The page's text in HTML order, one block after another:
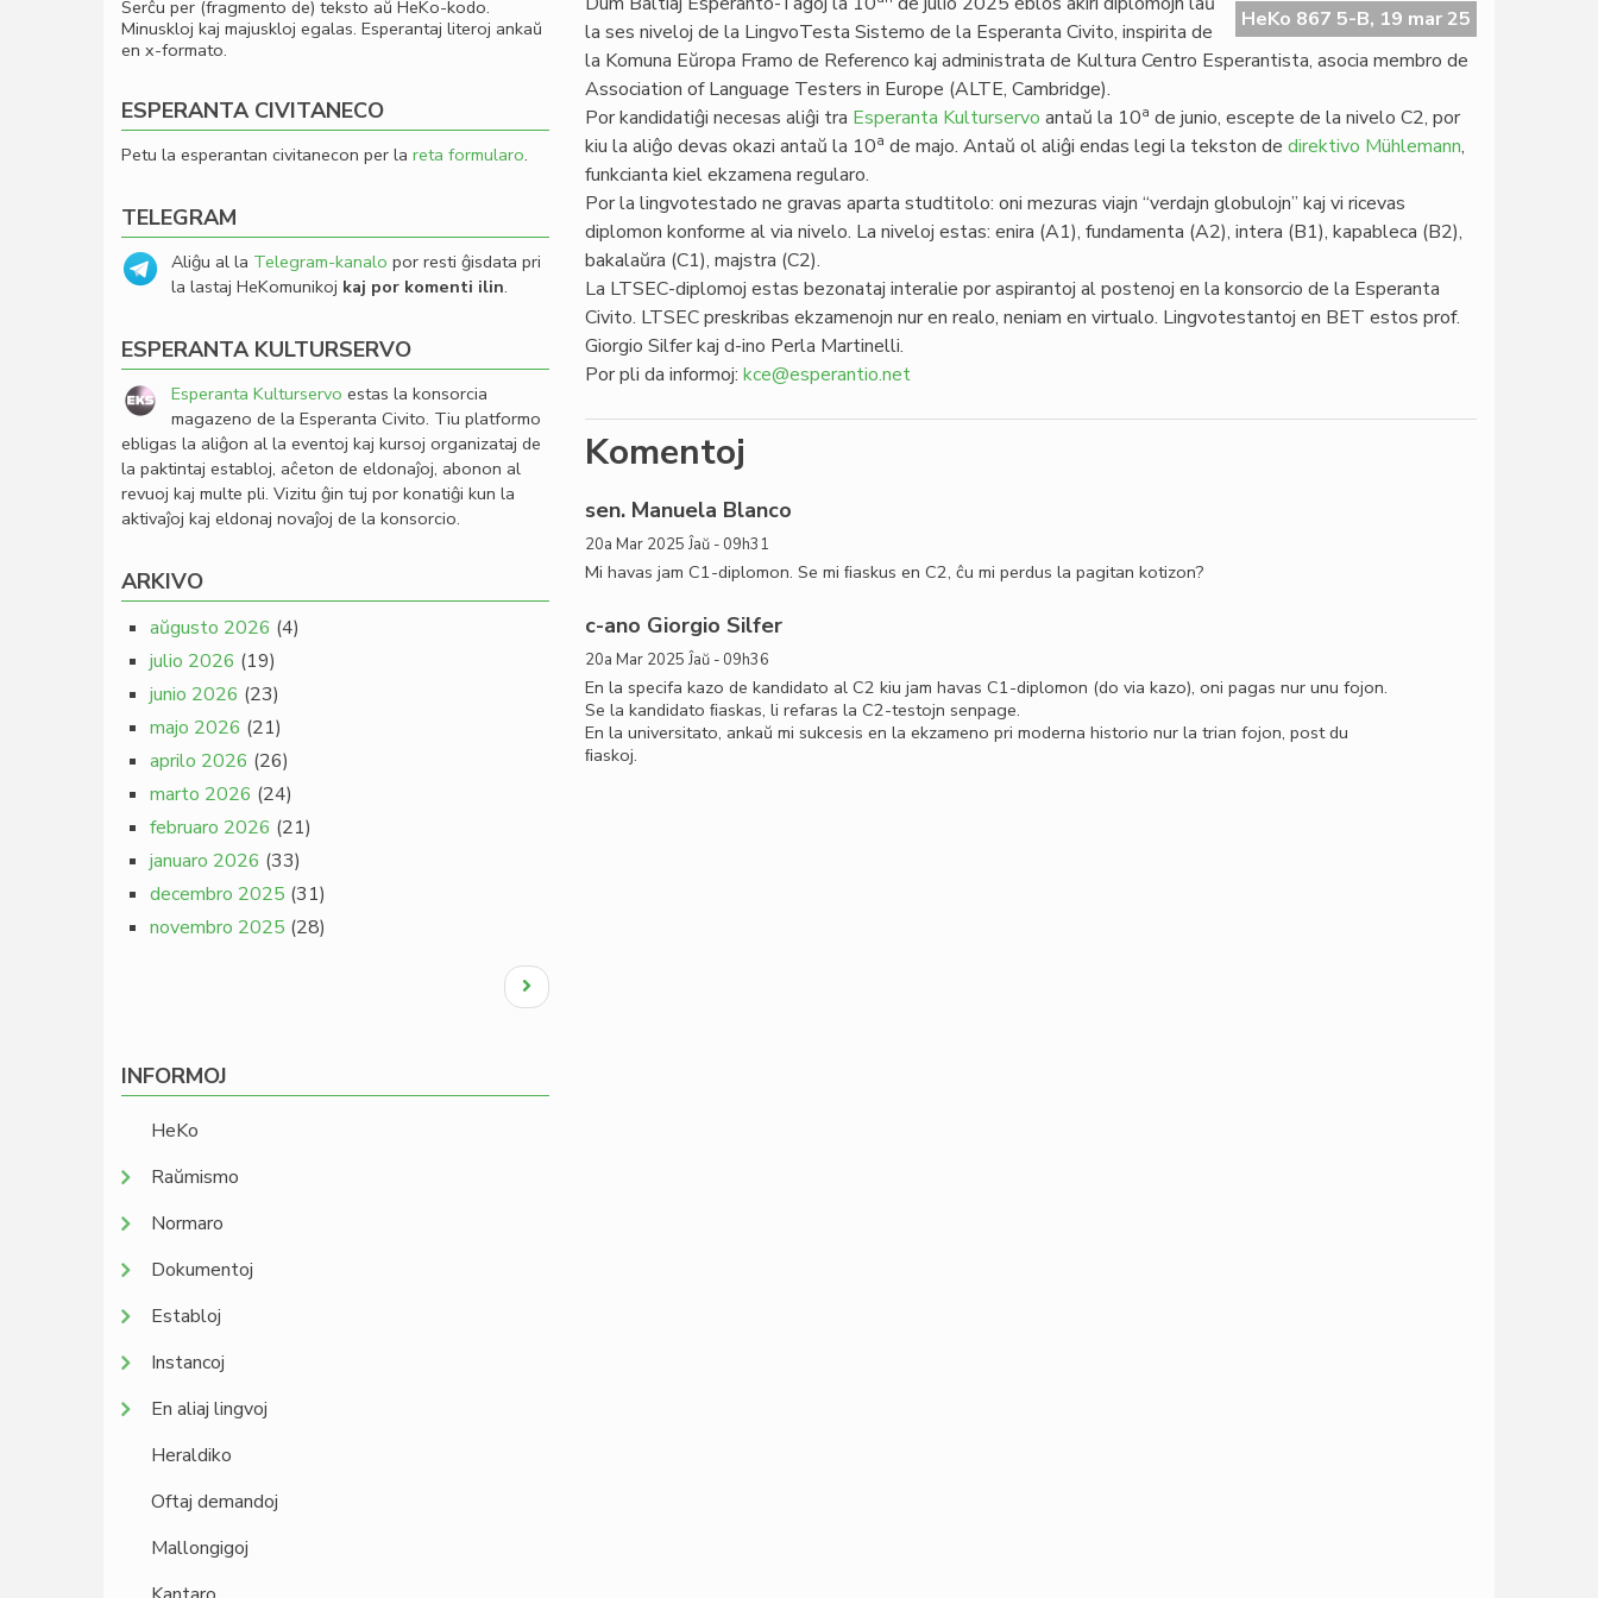
HeKo 867 5-B, 19 mar 25
la ses niveloj de la LingvoTesta Sistemo de la Esperanta Civito, inspirita de
la Komuna Eŭropa Framo de Referenco kaj administrata de Kultura Centro Esperantista, asocia membro de
Association of Language Testers in Europe (ALTE, Cambridge).
Por kandidatiĝi necesas aliĝi tra Esperanta Kulturservo antaŭ la 10a de junio, escepte de la nivelo C2, por
kiu la aliĝo devas okazi antaŭ la 10a de majo. Antaŭ ol aliĝi endas legi la tekston de direktivo Mühlemann,
funkcianta kiel ekzamena regularo.
Por la lingvotestado ne gravas aparta studtitolo: oni mezuras viajn “verdajn globulojn” kaj vi ricevas
diplomon konforme al via nivelo. La niveloj estas: enira (A1), fundamenta (A2), intera (B1), kapableca (B2),
bakalaŭra (C1), majstra (C2).
La LTSEC-diplomoj estas bezonataj interalie por aspirantoj al postenoj en la konsorcio de la Esperanta
Civito. LTSEC preskribas ekzamenojn nur en realo, neniam en virtualo. Lingvotestantoj en BET estos prof.
Giorgio Silfer kaj d-ino Perla Martinelli.
Por pli da informoj: kce@esperantio.net
Komentoj
sen. Manuela Blanco
20a Mar 2025 Ĵaŭ - 09h31
Mi havas jam C1-diplomon. Se mi ﬁaskus en C2, ĉu mi perdus la pagitan kotizon?
c-ano Giorgio Silfer
20a Mar 2025 Ĵaŭ - 09h36
En la specifa kazo de kandidato al C2 kiu jam havas C1-diplomon (do via kazo), oni pagas nur unu fojon.
Se la kandidato ﬁaskas, li refaras la C2-testojn senpage.
En la universitato, ankaŭ mi sukcesis en la ekzameno pri moderna historio nur la trian fojon, post du
ﬁaskoj.
Serĉu per (fragmento de) teksto aŭ HeKo-kodo.
Minuskloj kaj majuskloj egalas. Esperantaj literoj ankaŭ
en x-formato.
ESPERANTA CIVITANECO
Petu la esperantan civitanecon per la reta formularo.
TELEGRAM
Aliĝu al la Telegram-kanalo por resti ĝisdata pri
la lastaj HeKomunikoj kaj por komenti ilin.
ESPERANTA KULTURSERVO
Esperanta Kulturservo estas la konsorcia
magazeno de la Esperanta Civito. Tiu platformo
ebligas la aliĝon al la eventoj kaj kursoj organizataj de
la paktintaj establoj, aĉeton de eldonaĵoj, abonon al
revuoj kaj multe pli. Vizitu ĝin tuj por konatiĝi kun la
aktivaĵoj kaj eldonaj novaĵoj de la konsorcio.
ARKIVO
aŭgusto 2026 (4)
julio 2026 (19)
junio 2026 (23)
majo 2026 (21)
aprilo 2026 (26)
marto 2026 (24)
februaro 2026 (21)
januaro 2026 (33)
decembro 2025 (31)
novembro 2025 (28)
Next
page
INFORMOJ
HeKo
Raŭmismo
Normaro
Dokumentoj
Establoj
Instancoj
En aliaj lingvoj
Heraldiko
Oftaj demandoj
Mallongigoj